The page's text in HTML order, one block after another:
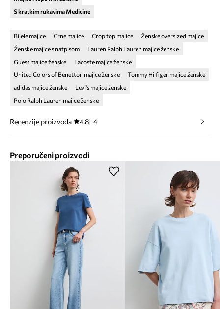
S kratkim rukavima Medicine
Bijele majice Crne majice Crop top majice
Ženske oversized majice
Ženske majice s natpisom
Lauren Ralph Lauren majice ženske
Guess majice ženske
Lacoste majice ženske
United Colors of Benetton majice ženske
Tommy Hilfiger majice ženske
adidas majice ženske
Levi's majice ženske
Polo Ralph Lauren majice ženske
Recenzije proizvoda 4.8 4
Preporučeni proizvodi